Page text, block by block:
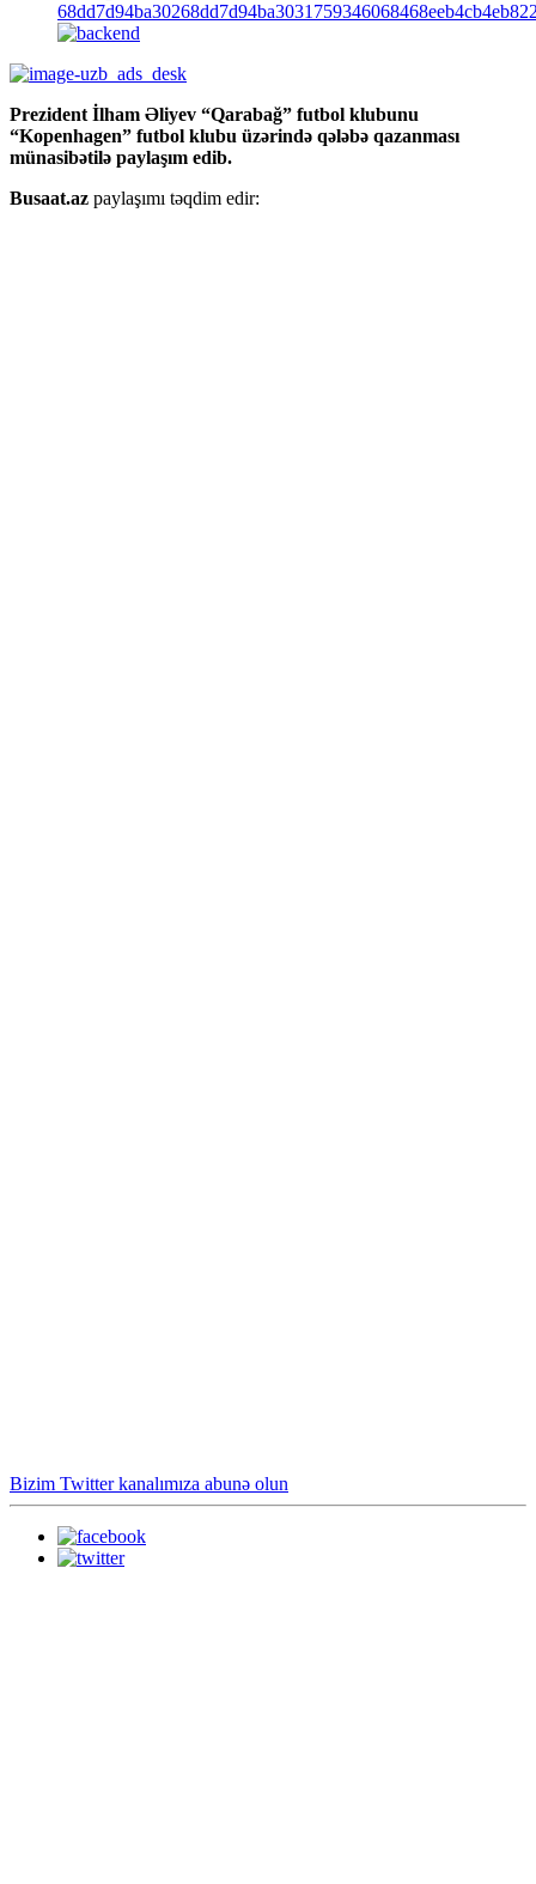
Prezident İlham Əliyev “Qarabağ” futbol klubunu
“Kopenhagen” futbol klubu üzərində qələbə qazanması
münasibətilə paylaşım edib.
Busaat.az paylaşımı təqdim edir:
Bizim Twitter kanalımıza abunə olun